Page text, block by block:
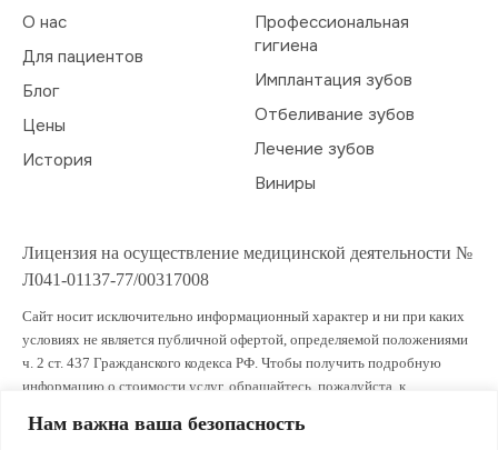
Нам важна ваша безопасность
О нас
Для пациентов
Блог
Цены
История
Профессиональная
гигиена
Имплантация зубов
Отбеливание зубов
Лечение зубов
Виниры
Лицензия на осуществление медицинской деятельности №
Л041-01137-77/00317008
Сайт носит исключительно информационный характер и ни при каких
условиях не является публичной офертой, определяемой положениями
ч. 2 ст. 437 Гражданского кодекса РФ. Чтобы получить подробную
информацию о стоимости услуг, обращайтесь, пожалуйста, к